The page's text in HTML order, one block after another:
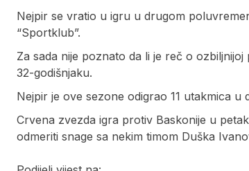
Nejpir se vratio u igru u drugom
“Sportklub”.
Za sada nije poznato da li je reč o
32-godišnjaku.
Nejpir je ove sezone odigrao 11 utakmica
Crvena zvezda igra protiv Baskonije u
odmeriti snage sa nekim timom Duška